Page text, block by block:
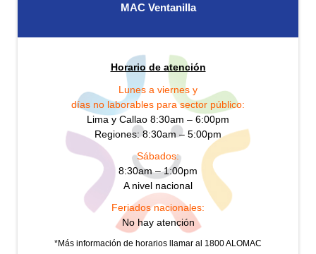
MAC Ventanilla
Horario de atención
Lunes a viernes y
días no laborables para sector público:
Lima y Callao 8:30am – 6:00pm
Regiones: 8:30am – 5:00pm
Sábados:
8:30am – 1:00pm
A nivel nacional
Feriados nacionales:
No hay atención
*Más información de horarios llamar al 1800 ALOMAC